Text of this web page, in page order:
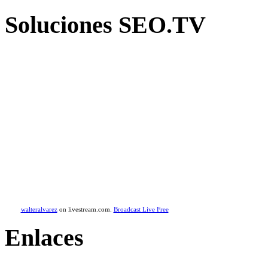
Soluciones SEO.TV
walteralvarezon livestream.com. Broadcast Live Free
Enlaces